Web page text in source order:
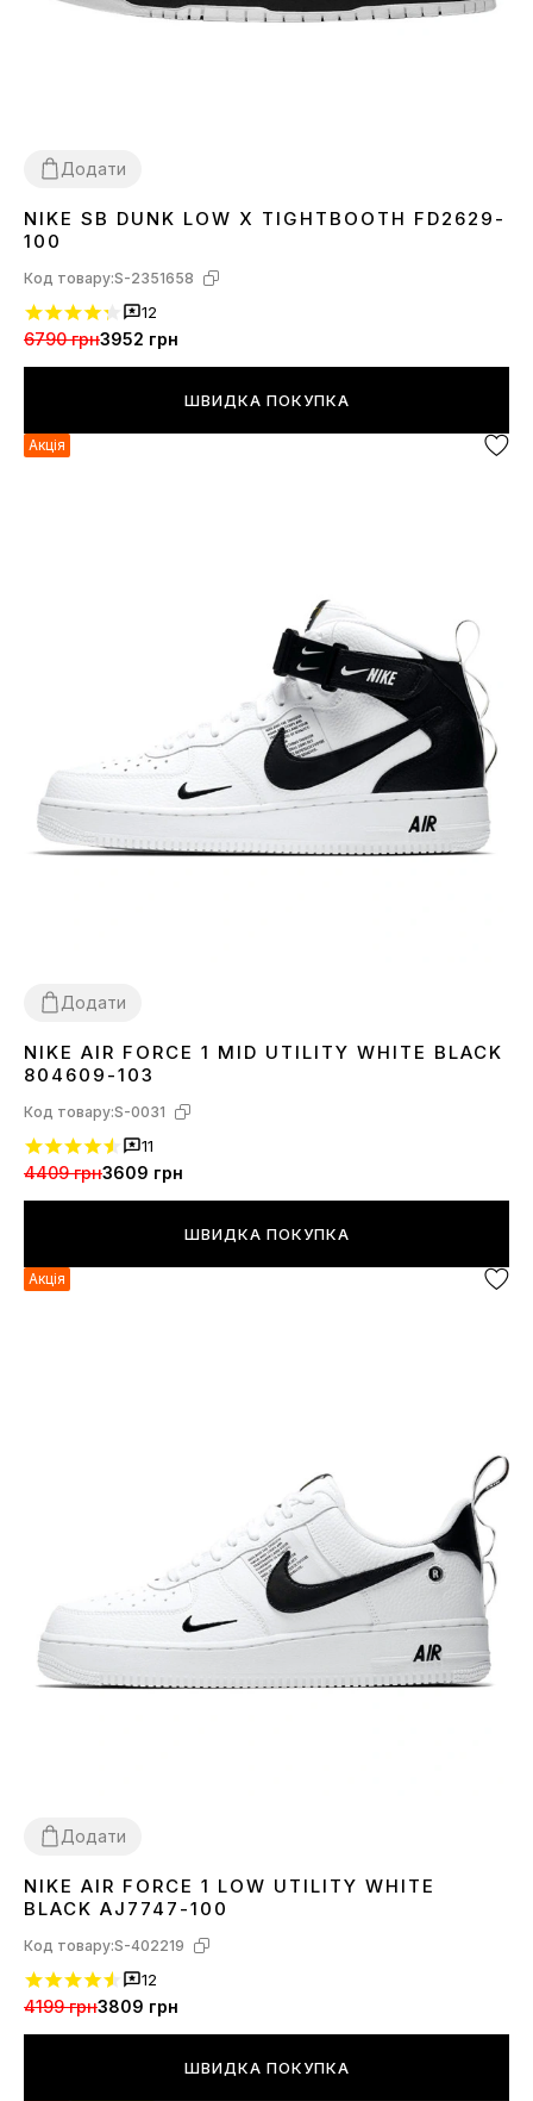
Додати
4142 43 44 45
NIKE SB DUNK LOW X TIGHTBOOTH FD2629-
100
Код товару:S-2351658
12
6790 грн3952 грн
ШВИДКА ПОКУПКА
Акція
Додати
3645
NIKE AIR FORCE 1 MID UTILITY WHITE BLACK
804609-103
Код товару:S-0031
11
4409 грн3609 грн
ШВИДКА ПОКУПКА
Акція
Додати
3638 40 44
NIKE AIR FORCE 1 LOW UTILITY WHITE
BLACK AJ7747-100
Код товару:S-402219
12
4199 грн3809 грн
ШВИДКА ПОКУПКА